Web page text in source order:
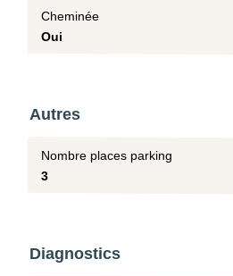
Cheminée
Oui
Autres
Nombre places parking
3
Diagnostics